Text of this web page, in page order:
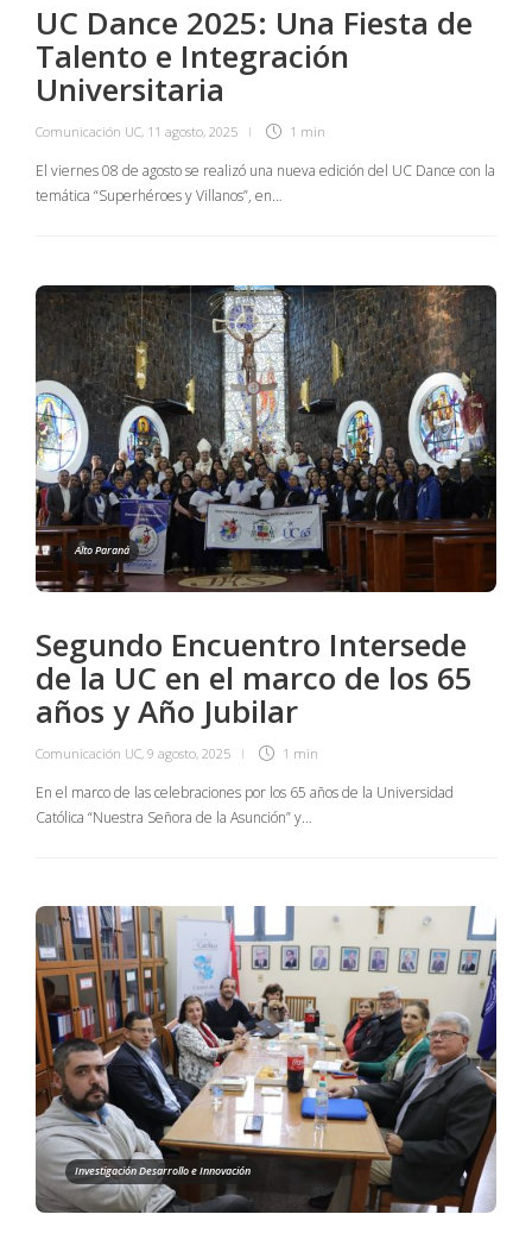
UC Dance 2025: Una Fiesta de
Talento e Integración
Universitaria
Comunicación UC, 11 agosto, 2025 1 min
El viernes 08 de agosto se realizó una nueva edición del UC Dance con la
temática “Superhéroes y Villanos”, en…
Alto Paraná
Segundo Encuentro Intersede
de la UC en el marco de los 65
años y Año Jubilar
Comunicación UC, 9 agosto, 2025 1 min
En el marco de las celebraciones por los 65 años de la Universidad
Católica “Nuestra Señora de la Asunción” y…
Investigación Desarrollo e Innovación